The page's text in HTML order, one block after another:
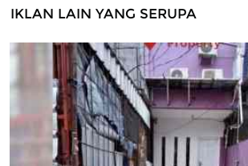
IKLAN LAIN YANG SERUPA